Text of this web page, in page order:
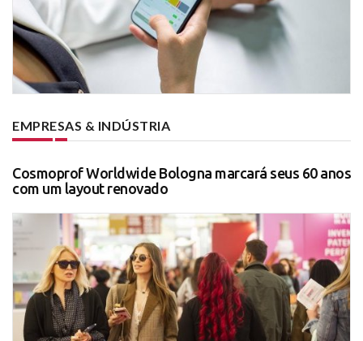
EMPRESAS & INDÚSTRIA
Cosmoprof Worldwide Bologna marcará seus 60 anos
com um layout renovado